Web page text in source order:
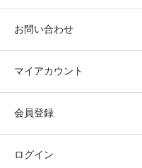
お問い合わせ
マイアカウント
会員登録
ログイン